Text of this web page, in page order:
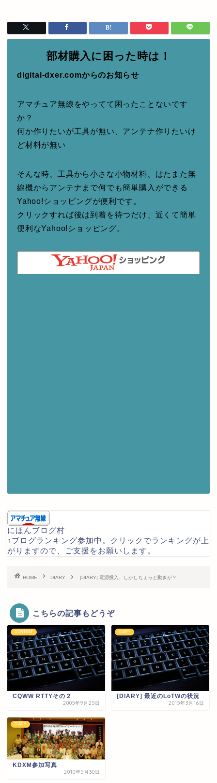
部材購入に困った時は！
digital-dxer.comからのお知らせ
アマチュア無線をやってて困ったことないです
か？
何か作りたいが工具が無い、アンテナ作りたいけ
ど材料が無い
そんな時、工具から小さな小物材料、はたまた無
線機からアンテナまで何でも簡単購入ができる
Yahoo!ショッピングが便利です。
クリックすれば後は到着を待つだけ、近くて簡単
便利なYahoo!ショッピング。
にほんブログ村
↑ブログランキング参加中。クリックでランキングが上
がりますので、ご支援をお願いします。
HOME DIARY [DIARY] 電源投入、しかしちょっと動きが？
こちらの記事もどうぞ
CONTEST
CQWW RTTYその２
2005年9月25日
DIARY
[DIARY] 最近のLoTWの状況
2015年3月16日
DIARY
KDXM参加写真
2010年5月30日